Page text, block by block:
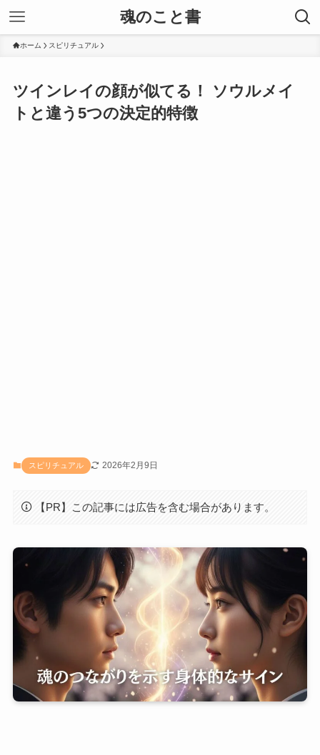
魂のこと書
ホーム スピリチュアル
ツインレイの顔が似てる！ ソウルメイ
トと違う5つの決定的特徴
スピリチュアル 2026年2月9日
【PR】この記事には広告を含む場合があります。